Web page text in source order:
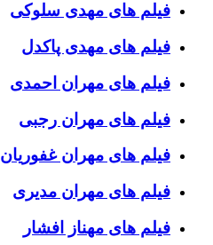
فیلم های مهدی سلوکی
فیلم های مهدی پاکدل
فیلم های مهران احمدی
فیلم های مهران رجبی
فیلم های مهران غفوریان
فیلم های مهران مدیری
فیلم های مهناز افشار